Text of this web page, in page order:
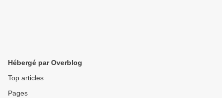
Hébergé par Overblog
Top articles
Pages